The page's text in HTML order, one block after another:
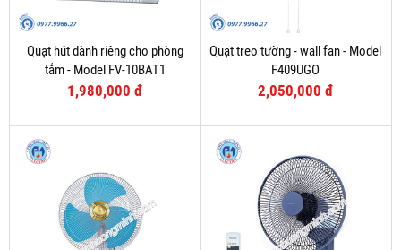
Quạt hút dành riêng cho phòng
tắm - Model FV-10BAT1
1,980,000 đ
Quạt treo tường - wall fan - Model
F409UGO
2,050,000 đ